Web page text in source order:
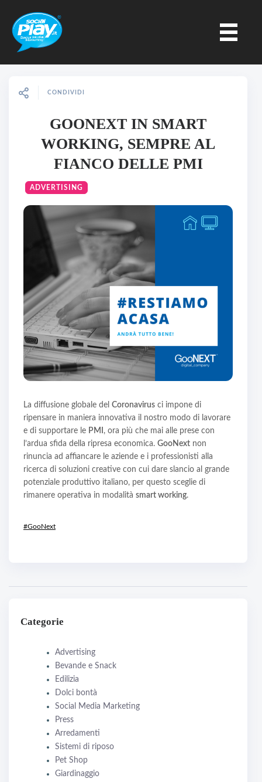
CONDIVIDI
GOONEXT IN SMART
WORKING, SEMPRE AL
FIANCO DELLE PMI
ADVERTISING
La diffusione globale del Coronavirus ci impone di
ripensare in maniera innovativa il nostro modo di lavorare
e di supportare le PMI , ora più che mai alle prese con
l’ardua sfida della ripresa economica. GooNext non
rinuncia ad affiancare le aziende e i professionisti alla
ricerca di soluzioni creative con cui dare slancio al grande
potenziale produttivo italiano, per questo sceglie di
rimanere operativa in modalità smart working.
#GooNext
Categorie
Advertising
Bevande e Snack
Edilizia
Dolci bontà
Social Media Marketing
Press
Arredamenti
Sistemi di riposo
Pet Shop
Giardinaggio